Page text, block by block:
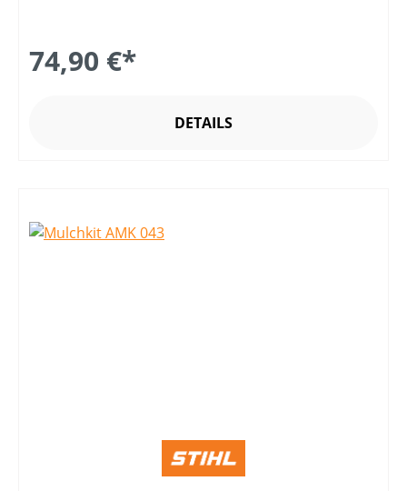
74,90 €*
DETAILS